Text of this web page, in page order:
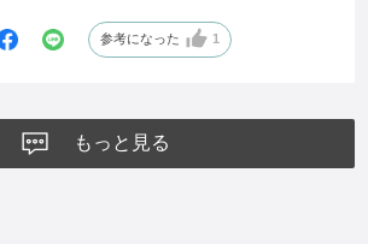
参考になった 1
もっと見る